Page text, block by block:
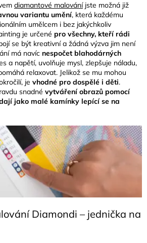
diamantové malováníjste možná již
variantu umění, která každému
umělcem i bez jakýchkoliv
je určené pro všechny, kteří rádi
se být kreativní a žádná výzva jim není
má navíc nespočet blahodárných
a napětí, uvolňuje mysl, zlepšuje náladu,
relaxovat. Jelikož se mu mohou
je vhodné pro dospělé i děti.
snadné vytváření obrazů pomocí
jako malé kamínky lepící se na
Diamondi – jednička na